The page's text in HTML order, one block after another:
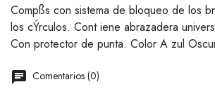
Compßs con sistema de bloqueo de los
los cÝrculos. Cont iene abrazadera
Con protector de punta. Color A zul
Comentarios (0)